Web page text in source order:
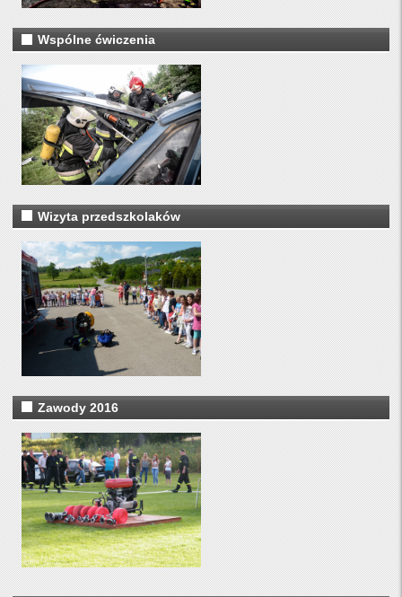
Wspólne ćwiczenia
Wizyta przedszkolaków
Zawody 2016